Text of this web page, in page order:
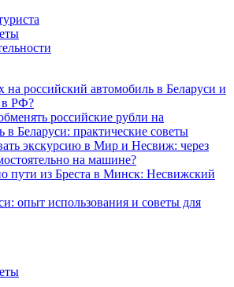
на российский автомобиль в Беларуси и
в РФ?
российские рубли на
в Беларуси: практические советы
экскурсию в Мир и Несвиж: через
на машине?
пути из Бреста в Минск: Несвижский
опыт использования и советы для